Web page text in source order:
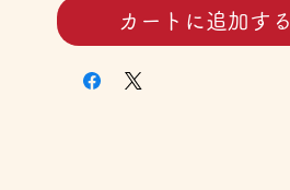
カートに追加する